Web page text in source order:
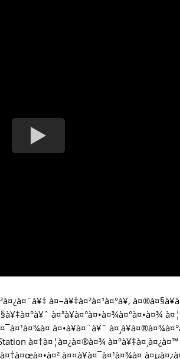
à¤–à¥‡à¤²à¤¹à¤°à¥‚
à¤ªà¥à¤°à¤•à¤¾à¤°à¤•à¤¾
à¤•à¥à¤¨à¥ˆ
à¤†à¤¦à¤¿à¤®à¤¾
à¤¤à¥à¤¯à¤¹à¤¾à¤